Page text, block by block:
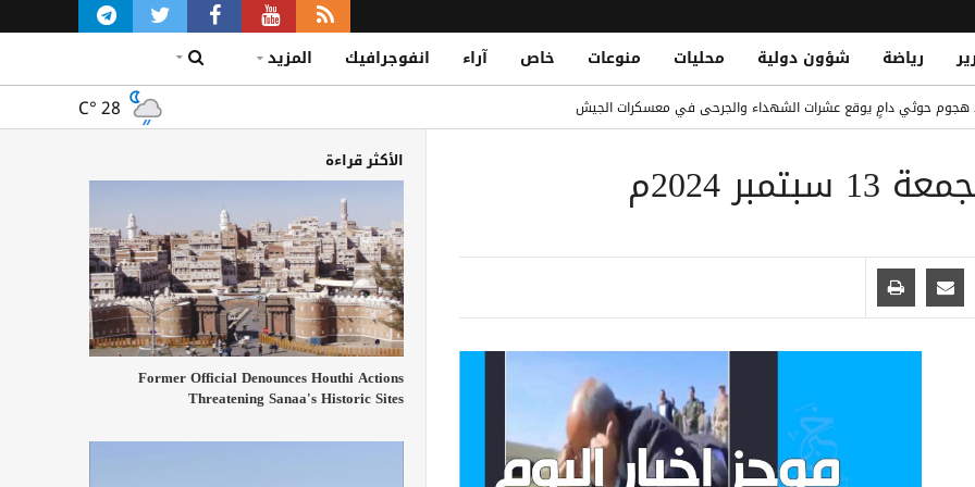
رياضة شؤون دولية محليات منوعات خاص آراء انفوجرافيك المزيد
هجوم حوثي دامٍ يوقع عشرات الشهداء والجرحى في معسكرات الجيش
تاريخية
C° 28
2024م الأكثر قراءة
Former Official Denounces Houthi Actions
Threatening Sanaa's Historic Sites